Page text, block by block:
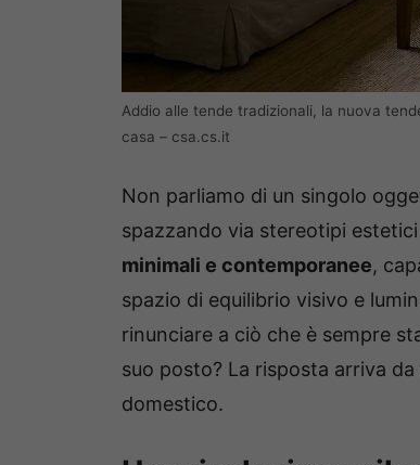
Addio alle tende tradizionali, la nuova
casa – csa.cs.it
Non parliamo di un singolo
spazzando via stereotipi
minimali e contemporanee,
spazio di equilibrio visivo e
rinunciare a ciò che è sempre
suo posto? La risposta arriva
domestico.